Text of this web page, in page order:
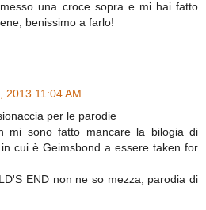
una croce sopra e mi hai fatto
benissimo a farlo!
2013 11:04 AM
per le parodie
mi sono fatto mancare la bilogia di
cui è Geimsbond a essere taken for
END non ne so mezza; parodia di